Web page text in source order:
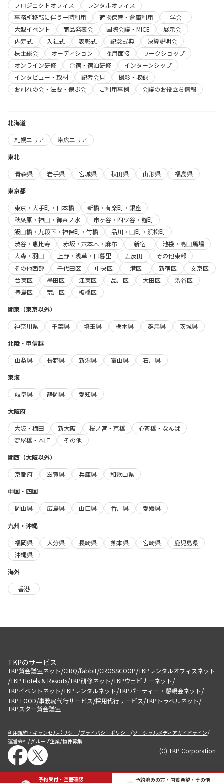
予約受付・空室確認 予約済みの方・内覧希望・その他
プロジェクトオフィス
レンタルオフィス
事務所移転に伴う一時利用
荷物保管・倉庫利用
学会
大型イベント
商品発表会 国際会議・MICE
展示会
内定式
入社式 表彰式 記念式典
決算説明会
株主総会
オーディション 採用面接
ワークショップ
オンライン研修
合宿・宿泊研修
インターンシップ
インタビュー・取材
記者会見
撮影・収録
お別れの会・法要・偲ぶ会
ご利用事例 会議のお役立ち情報
北海道
札幌エリア
帯広エリア
東北
青森県
岩手県 宮城県 秋田県 山形県
福島県
東京都
東京・大手町・日本橋
新橋・有楽町・銀座
秋葉原・神田・御茶ノ水
市ヶ谷・四ツ谷・麹町
飯田橋・九段下・神保町・竹橋
品川・田町・浜松町
渋谷・恵比寿
赤坂・六本木・麻布 新宿
池袋・高田馬場
大森・羽田
上野・浅草・日暮里 五反田
その他東部
その他西部
千代田区 中央区 港区 新宿区
文京区
台東区
墨田区 江東区 品川区 大田区
渋谷区
豊島区
荒川区
板橋区
関東（東京以外）
神奈川県
千葉県 埼玉県 栃木県 群馬県
茨城県
北陸・甲信越
山梨県
長野県 新潟県 富山県
石川県
東海
岐阜県
静岡県
愛知県
大阪府
大阪・梅田
新大阪 桜ノ宮・京橋
心斎橋・なんば
淀屋橋・本町
その他
関西（大阪以外）
京都府
滋賀県 兵庫県
和歌山県
中国・四国
岡山県
広島県 山口県 香川県
愛媛県
九州・沖縄
福岡県
大分県 長崎県 熊本県 宮崎県
鹿児島県
沖縄県
海外
香港
TKPのサービス
TKP貸会議室ネット/CIRQ/fabbit/CROSSCOOP/TKPレンタルオフィスネット
/TKP Hotels & Resorts/TKP研修ネット/TKPウェビナーネット/
TKPイベントネット/TKPレンタルネット/TKPパーティー・懇親会ネット/
TKP FOOD/事務局代行サービス/採用代行サービス/TKPトラベルネット/
TKPスター貸会議室
利用規約・キャンセルポリシー/プライバシーポリシー/ソーシャルメディアガイドライン/
運営会社/グループ企業/物件募集
(C) TKP Corporation